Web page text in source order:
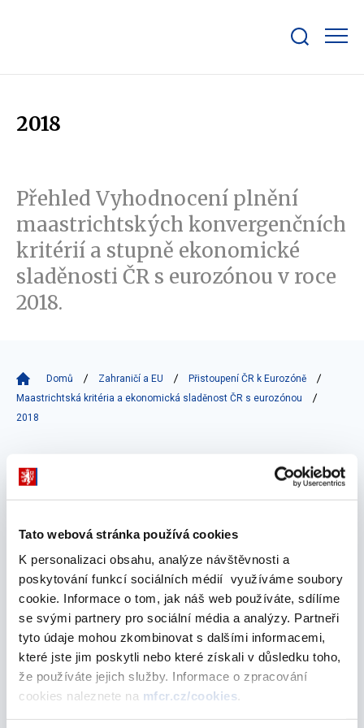
Tato webová stránka používá cookies
K personalizaci obsahu, analýze návštěvnosti a
poskytování funkcí sociálních médií využíváme soubory
cookie. Informace o tom, jak náš web používáte, sdílíme
se svými partnery pro sociální média a analýzy. Partneři
tyto údaje mohou zkombinovat s dalšími informacemi,
které jste jim poskytli nebo které získali v důsledku toho,
že používáte jejich služby. Informace o zpracování
cookies naleznete na mfcr.cz/cookies.
bar
2018
Přehled Vyhodnocení plnění
maastrichtských konvergenčních
kritérií a stupně ekonomické
sladěnosti ČR s eurozónou v roce
2018.
Domů Zahraničí a EU
Přistoupení ČR k Eurozóně
Maastrichtská kritéria a ekonomická sladěnost ČR s eurozónou
2018
Vyberte
2018
prosinec 2018
Vyhodnocení plnění maastrichtských
konvergenčních kritérií a stupně ekonomické
sladěnosti ČR s eurozónou - 2018
12. prosince 2018